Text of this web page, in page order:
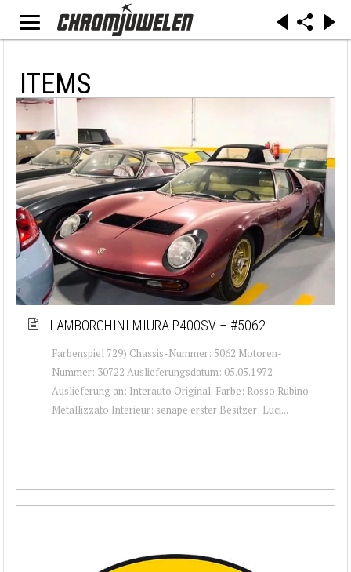
ITEMS
LAMBORGHINI MIURA P400SV – #5062
Farbenspiel 729) Chassis-Nummer: 5062 Motoren-
Nummer: 30722 Auslieferungsdatum: 05.05.1972
Auslieferung an: Interauto Original-Farbe: Rosso Rubino
Metallizzato Interieur: senape erster Besitzer: Luci...